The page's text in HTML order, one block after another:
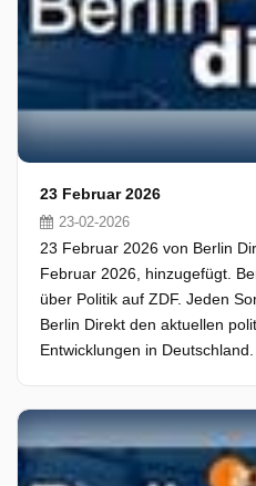
23 Februar 2026
23-02-2026
23 Februar 2026 von Berlin
Februar 2026, hinzugefügt.
über Politik auf ZDF. Jeden
Berlin Direkt den aktuellen
Entwicklungen in Deutschland.